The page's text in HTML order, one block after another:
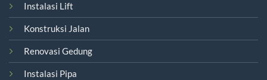
Instalasi Lift
Konstruksi Jalan
Renovasi Gedung
Instalasi Pipa